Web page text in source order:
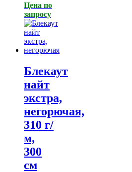
Цена по
запросу
Блекаут
найт
экстра,
негорючая,
310 г/
м,
300
см